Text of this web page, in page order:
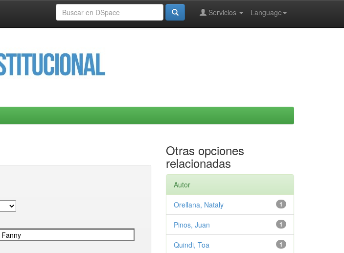
Language
Servicios
Otras opciones
relacionadas
Autor
1
Orellana, Nataly
1
Pinos, Juan
1
Quindi, Toa